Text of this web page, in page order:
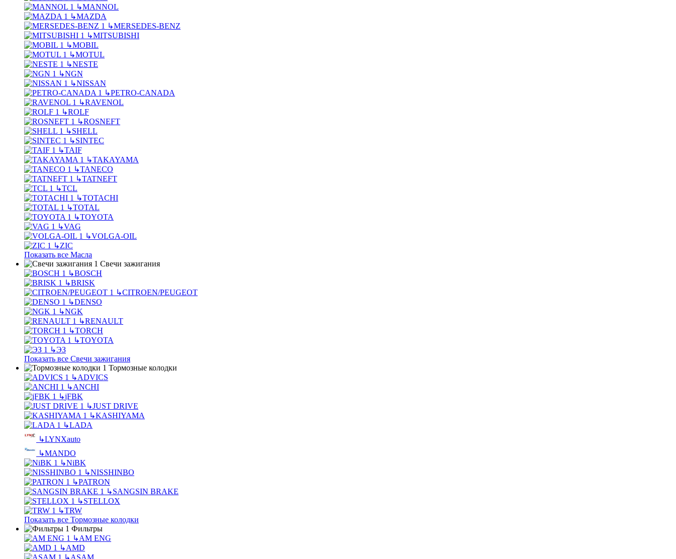
↳MANNOL
↳MAZDA
↳MERSEDES-BENZ
↳MITSUBISHI
↳MOBIL
↳MOTUL
↳NESTE
↳NGN
↳NISSAN
↳PETRO-CANADA
↳RAVENOL
↳ROLF
↳ROSNEFT
↳SHELL
↳SINTEC
↳TAIF
↳TAKAYAMA
↳TANECO
↳TATNEFT
↳TCL
↳TOTACHI
↳TOTAL
↳TOYOTA
↳VAG
↳VOLGA-OIL
↳ZIC
Показать все Масла
Свечи зажигания
↳BOSCH
↳BRISK
↳CITROEN/PEUGEOT
↳DENSO
↳NGK
↳RENAULT
↳TORCH
↳TOYOTA
↳ЭЗ
Показать все Свечи зажигания
Тормозные колодки
↳ADVICS
↳ANCHI
↳jFBK
↳JUST DRIVE
↳KASHIYAMA
↳LADA
↳LYNXauto
↳MANDO
↳NiBK
↳NISSHINBO
↳PATRON
↳SANGSIN BRAKE
↳STELLOX
↳TRW
Показать все Тормозные колодки
Фильтры
↳AM ENG
↳AMD
↳ ASAM